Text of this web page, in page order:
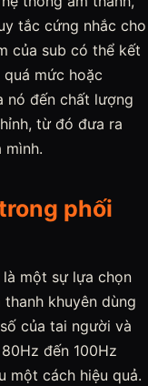
tắc cứng nhắc cho
của sub có thể kết
mức hoặc
nó đến chất lượng
từ đó đưa ra
mình.
phối
một sự lựa chọn
khuyên dùng
của tai người và
đến 100Hz
một cách hiệu quả.